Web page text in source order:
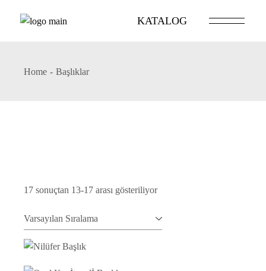
KATALOG
Home Başlıklar
17 sonuçtan 13-17 arası gösteriliyor